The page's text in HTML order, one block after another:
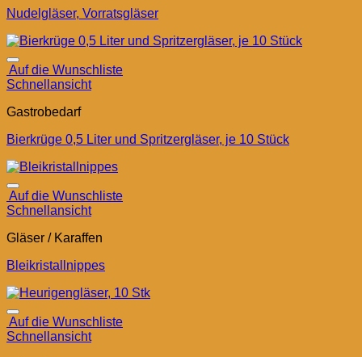
Nudelgläser, Vorratsgläser
Auf die Wunschliste
Schnellansicht
Gastrobedarf
Bierkrüge 0,5 Liter und Spritzergläser, je 10 Stück
Auf die Wunschliste
Schnellansicht
Gläser / Karaffen
Bleikristallnippes
Auf die Wunschliste
Schnellansicht